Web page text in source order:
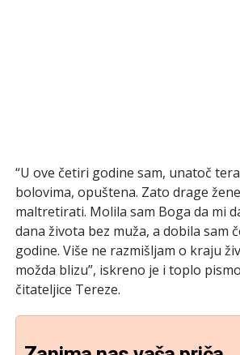
“U ove četiri godine sam, unatoč
bolovima, opuštena. Zato drage
maltretirati. Molila sam Boga da mi
dana života bez muža, a dobila sam
godine. Više ne razmišljam o kraju
možda blizu”, iskreno je i toplo
čitateljice Tereze.